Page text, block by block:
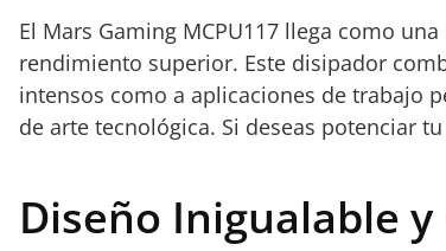
El Mars Gaming MCPU117 llega como
rendimiento superior. Este disipador
intensos como a aplicaciones de trabajo
de arte tecnológica. Si deseas potenciar
Diseño Inigualable